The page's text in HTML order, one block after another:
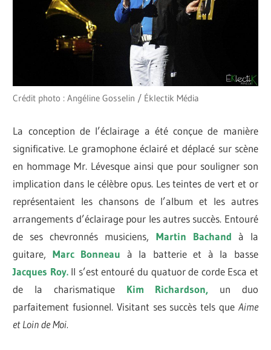
Crédit photo : Angéline Gosselin / Éklectik Média
La conception de l’éclairage a été conçue de manière
significative. Le gramophone éclairé et déplacé sur scène
en hommage Mr. Lévesque ainsi que pour souligner son
implication dans le célèbre opus. Les teintes de vert et or
représentaient les chansons de l’album et les autres
arrangements d’éclairage pour les autres succès. Entouré
de ses chevronnés musiciens, Martin Bachand à la
guitare, Marc Bonneau à la batterie et à la basse
Jacques Roy.Il s’est entouré du quatuor de corde Esca et
de la charismatique Kim Richardson, un duo
parfaitement fusionnel. Visitant ses succès tels que Aime
et Loin de Moi.